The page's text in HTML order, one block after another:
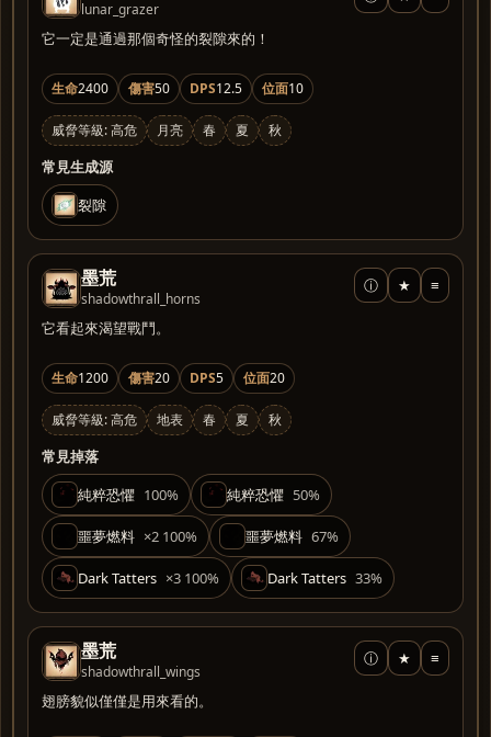
lunar_grazer
它一定是通過那個奇怪的裂隙來的！
生命2400 傷害50 DPS12.5 位面10
威脅等級: 高危 月亮 春 夏 秋
常見生成源
裂隙
墨荒
shadowthrall_horns
ⓘ ★ ≡
它看起來渴望戰鬥。
生命1200 傷害20 DPS5 位面20
威脅等級: 高危 地表 春 夏 秋
常見掉落
純粹恐懼 100% 純粹恐懼 50%
噩夢燃料 ×2 100% 噩夢燃料 67%
Dark Tatters ×3 100% Dark Tatters 33%
墨荒
shadowthrall_wings
ⓘ ★ ≡
翅膀貌似僅僅是用來看的。